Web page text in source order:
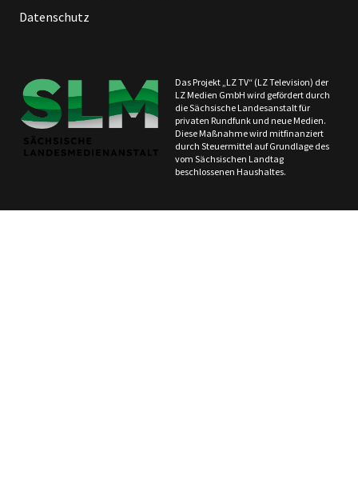
Datenschutz
Das Projekt „LZ TV“ (LZ Television) der
LZ Medien GmbH wird gefördert durch
die Sächsische Landesanstalt für
privaten Rundfunk und neue Medien.
Diese Maßnahme wird mitfinanziert
durch Steuermittel auf Grundlage des
vom Sächsischen Landtag
beschlossenen Haushaltes.